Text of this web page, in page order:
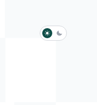
淺色模式
深色模式